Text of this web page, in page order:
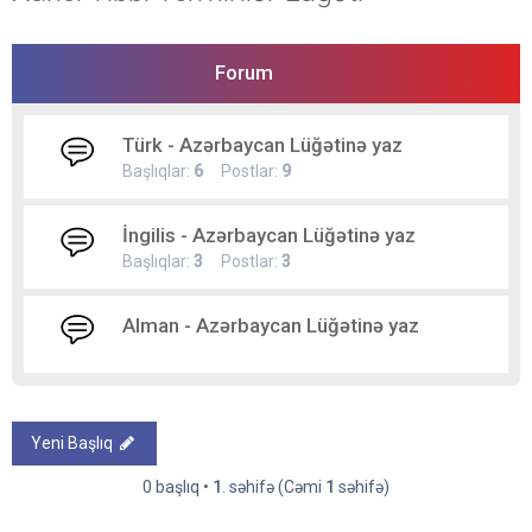
Forum
Türk - Azərbaycan Lüğətinə yaz
Başlıqlar: 6 Postlar: 9
İngilis - Azərbaycan Lüğətinə yaz
Başlıqlar: 3 Postlar: 3
Alman - Azərbaycan Lüğətinə yaz
Yeni Başlıq
0 başlıq • 1 . səhifə (Cəmi 1 səhifə)